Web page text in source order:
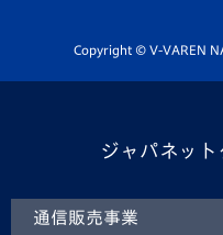
ホームタウン活動
Copyright © V-VAREN
ジャパネット
通信販売事業